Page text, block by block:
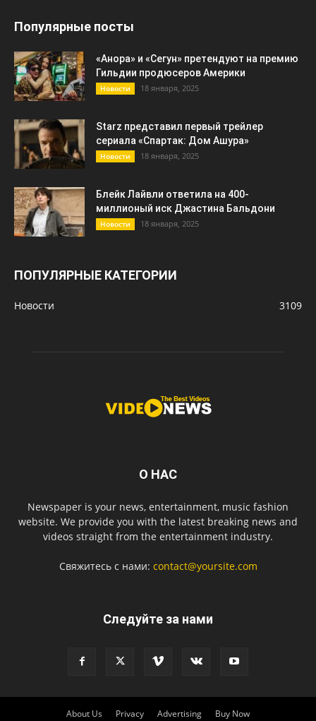
Популярные посты
«Анора» и «Сегун» претендуют на премию
Гильдии продюсеров Америки
Новости 18 января, 2025
Starz представил первый трейлер
сериала «Спартак: Дом Ашура»
Новости 18 января, 2025
Блейк Лайвли ответила на 400-
миллионый иск Джастина Бальдони
Новости 18 января, 2025
ПОПУЛЯРНЫЕ КАТЕГОРИИ
Новости 3109
О НАС
Newspaper is your news, entertainment, music fashion
website. We provide you with the latest breaking news and
videos straight from the entertainment industry.
Свяжитесь с нами: contact@yoursite.com
Следуйте за нами
About Us Privacy Advertising Buy Now